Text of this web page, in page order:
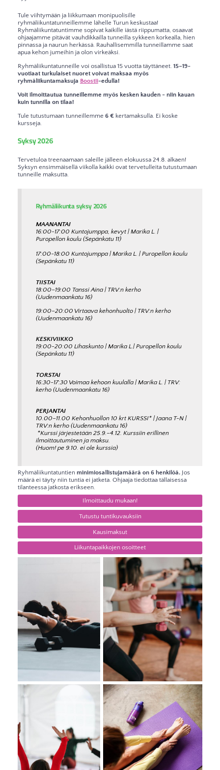
Tule viihtymään ja liikkumaan monipuolisille
ryhmäliikuntatunneillemme lähelle Turun keskustaa!
Ryhmäliikuntatuntimme sopivat kaikille iästä riippumatta, osaavat
ohjaajamme pitävät vauhdikkailla tunneilla sykkeen korkealla, hien
pinnassa ja naurun herkässä. Rauhallisemmilla tunneillamme saat
apua kehon jumeihin ja olon virkeäksi.
Ryhmäliikuntatunneille voi osallistua 15 vuotta täyttäneet. 15–19-
vuotiaat turkulaiset nuoret voivat maksaa myös
ryhmäliikuntamaksuja Boostii-edulla!
Voit ilmoittautua tunneillemme myös kesken kauden - niin kauan
kuin tunnilla on tilaa!
Tule tutustumaan tunneillemme 6 €kertamaksulla. Ei koske
kursseja.
Syksy 2026
Tervetuloa treenaamaan saleille jälleen elokuussa 24.8. alkaen!
Syksyn ensimmäisellä viikolla kaikki ovat tervetulleita tutustumaan
tunneille maksutta.
Ryhmäliikunta syksy 2026
MAANANTAI
16:00-17:00 Kuntojumppa, kevyt | Marika L. |
Puropellon koulu (Sepänkatu 11)
17:00-18:00 Kuntojumppa | Marika L. | Puropellon koulu
(Sepänkatu 11)
TIISTAI
18:00–19:00 Tanssi Aina | TRV:n kerho
(Uudenmaankatu 16)
19:00–20:00 Virtaava kehonhuolto | TRV:n kerho
(Uudenmaankatu 16)
KESKIVIIKKO
19:00-20:00 Lihaskunto | Marika L.| Puropellon koulu
(Sepänkatu 11)
TORSTAI
16:30-17:30 Voimaa kehoon kuulalla | Marika L. | TRV:
kerho (Uudenmaankatu 16)
PERJANTAI
10.00–11.00 Kehonhuollon 10 krt KURSSI* | Jaana T-N |
TRV:n kerho (Uudenmaankatu 16)
*Kurssi järjestetään 25.9.–4.12. Kurssiin erillinen
ilmoittautuminen ja maksu.
(Huom! pe 9.10. ei ole kurssia)
Ryhmäliikuntatuntien minimiosallistujamäärä on 6 henkilöä. Jos
määrä ei täyty niin tuntia ei jatketa. Ohjaaja tiedottaa tällaisessa
tilanteessa jatkosta erikseen.
Ilmoittaudu mukaan!
Tutustu tuntikuvauksiin
Kausimaksut
Liikuntapaikkojen osoitteet